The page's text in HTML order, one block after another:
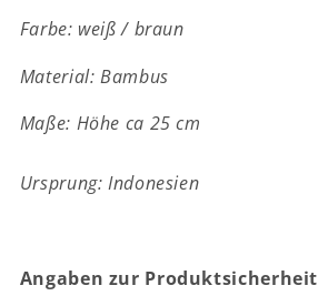
Farbe: weiß / braun
Material: Bambus
Maße: Höhe ca 25 cm
Ursprung: Indonesien
Angaben zur Produktsicherheit